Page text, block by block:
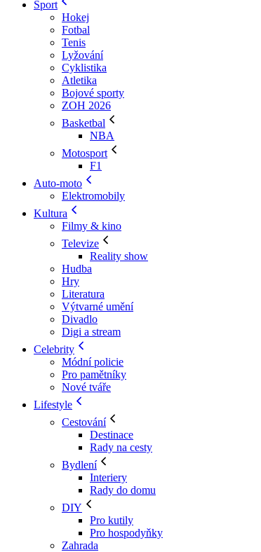
Sport
Hokej
Fotbal
Tenis
Lyžování
Cyklistika
Atletika
Bojové sporty
ZOH 2026
Basketbal
NBA
Motosport
F1
Auto-moto
Elektromobily
Kultura
Filmy & kino
Televize
Reality show
Hudba
Hry
Literatura
Výtvarné umění
Divadlo
Digi a stream
Celebrity
Módní policie
Pro pamětníky
Nové tváře
Lifestyle
Cestování
Destinace
Rady na cesty
Bydlení
Interiery
Rady do domu
DIY
Pro kutily
Pro hospodyňky
Zahrada